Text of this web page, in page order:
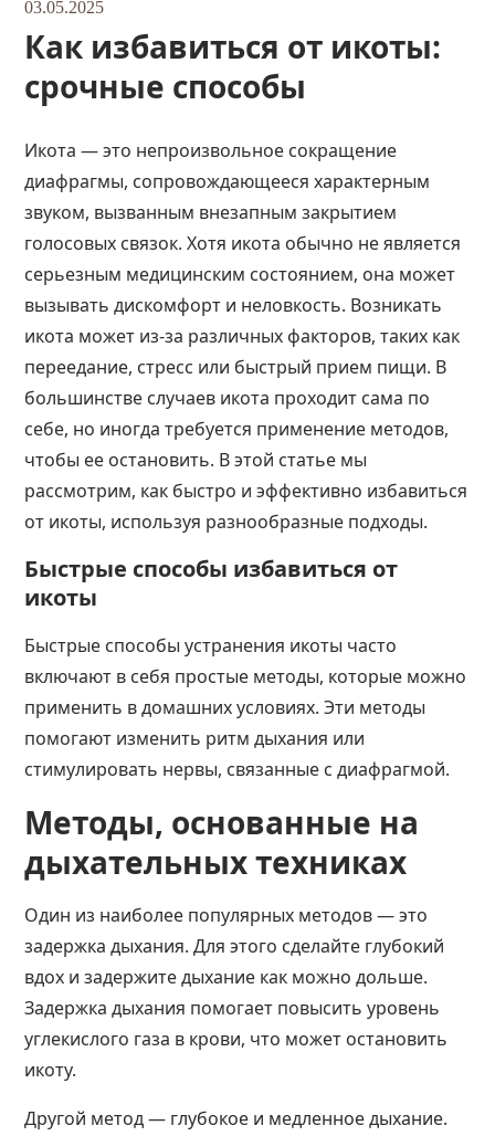
03.05.2025
Как избавиться от икоты:
срочные способы
Икота — это непроизвольное сокращение
диафрагмы, сопровождающееся характерным
звуком, вызванным внезапным закрытием
голосовых связок. Хотя икота обычно не является
серьезным медицинским состоянием, она может
вызывать дискомфорт и неловкость. Возникать
икота может из-за различных факторов, таких как
переедание, стресс или быстрый прием пищи. В
большинстве случаев икота проходит сама по
себе, но иногда требуется применение методов,
чтобы ее остановить. В этой статье мы
рассмотрим, как быстро и эффективно избавиться
от икоты, используя разнообразные подходы.
Быстрые способы избавиться от
икоты
Быстрые способы устранения икоты часто
включают в себя простые методы, которые можно
применить в домашних условиях. Эти методы
помогают изменить ритм дыхания или
стимулировать нервы, связанные с диафрагмой.
Методы, основанные на
дыхательных техниках
Один из наиболее популярных методов — это
задержка дыхания. Для этого сделайте глубокий
вдох и задержите дыхание как можно дольше.
Задержка дыхания помогает повысить уровень
углекислого газа в крови, что может остановить
икоту.
Другой метод — глубокое и медленное дыхание.